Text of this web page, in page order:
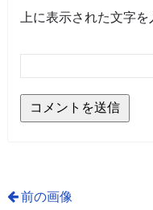
上に表示された文字を
前の画像